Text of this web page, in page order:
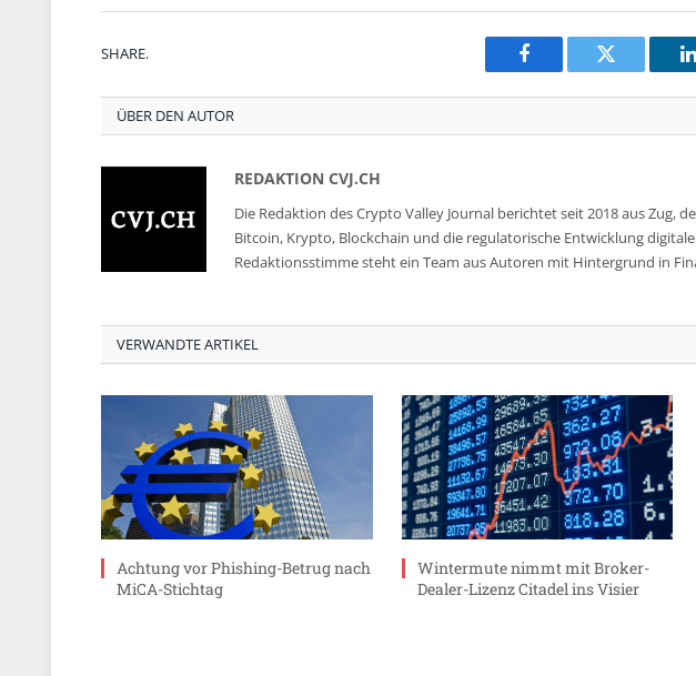
SHARE.
Facebook Twitter
ÜBER DEN AUTOR
REDAKTION CVJ.CH
Die Redaktion des Crypto Valley Journal berichtet seit 2018 aus Zug,
Bitcoin, Krypto, Blockchain und die regulatorische Entwicklung
Redaktionsstimme steht ein Team aus Autoren mit Hintergrund in
VERWANDTE ARTIKEL
Achtung vor Phishing-Betrug nach
MiCA-Stichtag
Wintermute nimmt mit Broker-
Dealer-Lizenz Citadel ins Visier